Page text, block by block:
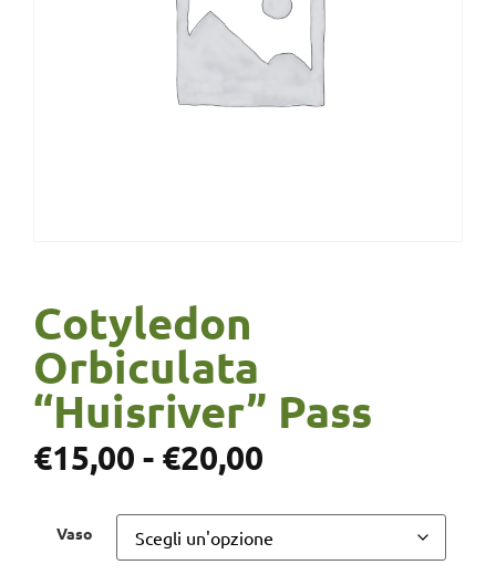
Cotyledon
Orbiculata
“Huisriver” Pass
€15,00 - €20,00
Vaso